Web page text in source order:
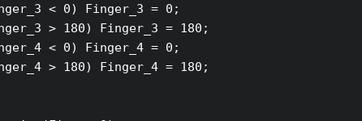
< 0) Finger_3 = 0;
> 180) Finger_3 = 180;
< 0) Finger_4 = 0;
> 180) Finger_4 = 180;